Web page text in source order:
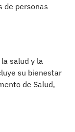
de personas
salud y la
su bienestar
de Salud,